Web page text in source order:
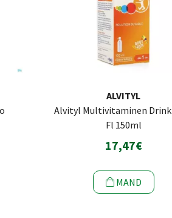
ALVITYL
Alvityl Multivitaminen
Fl 150ml
17,47€
MAND